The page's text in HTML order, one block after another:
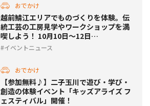
おでかけ
越前鯖江エリアでものづくりを体験。伝
統工芸の工房見学やワークショップを満
喫しよう！ 10月10日～12日
【RENEW/2025】
イベントニュース
おでかけ
【参加無料♪】二子玉川で遊び・学び・
創造の体験イベント「キッズアライズ フ
ェスティバル」開催！